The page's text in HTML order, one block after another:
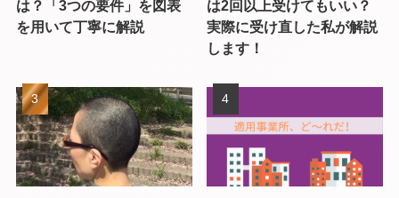
は？「3つの要件」を図表
を用いて丁寧に解説
は2回以上受けてもいい？
実際に受け直した私が解説
します！